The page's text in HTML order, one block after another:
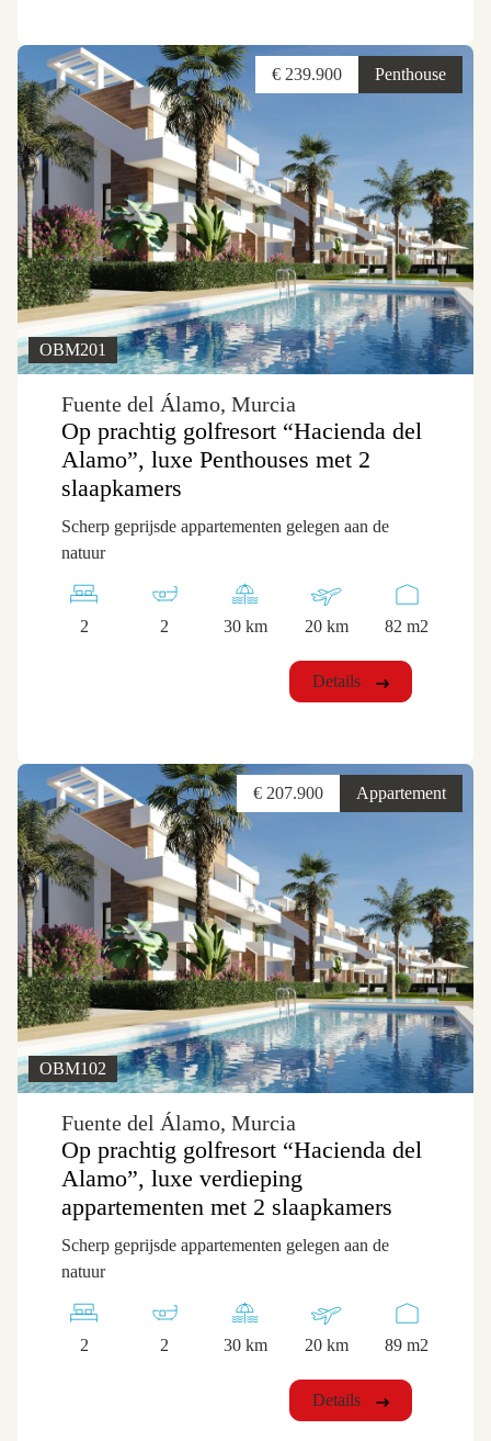
Penthouse
€ 239.900
OBM201
Fuente del Álamo, Murcia
Op prachtig golfresort “Hacienda del
Alamo”, luxe Penthouses met 2
slaapkamers
Scherp geprijsde appartementen gelegen aan de
natuur
2 2 30 km 20 km 82 m2
Details
Appartement
€ 207.900
OBM102
Fuente del Álamo, Murcia
Op prachtig golfresort “Hacienda del
Alamo”, luxe verdieping
appartementen met 2 slaapkamers
Scherp geprijsde appartementen gelegen aan de
natuur
2 2 30 km 20 km 89 m2
Details